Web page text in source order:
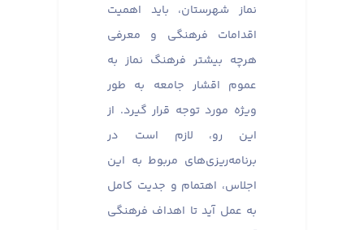
نماز شهرستان، باید اهمیت
اقدامات فرهنگی و معرفی
هرچه بیشتر فرهنگ نماز به
عموم اقشار جامعه به طور
ویژه مورد توجه قرار گیرد. از
این رو، لازم است در
برنامه‌ریزی‌های مربوط به این
اجلاس، اهتمام و جدیت کامل
به عمل آید تا اهداف فرهنگی